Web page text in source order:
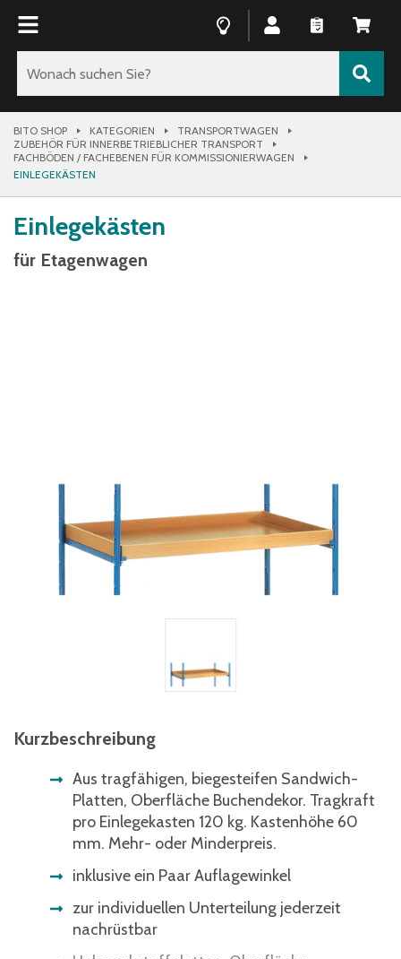
BITO SHOP KATEGORIEN
TRANSPORTWAGEN
ZUBEHÖR FÜR INNERBETRIEBLICHER TRANSPORT
FACHBÖDEN / FACHEBENEN FÜR KOMMISSIONIERWAGEN
EINLEGEKÄSTEN
Einlegekästen
für Etagenwagen
Kurzbeschreibung
Aus tragfähigen, biegesteifen Sandwich-
Platten, Oberfläche Buchendekor. Tragkraft
pro Einlegekasten 120 kg. Kastenhöhe 60
mm. Mehr- oder Minderpreis.
inklusive ein Paar Auflagewinkel
zur individuellen Unterteilung jederzeit
nachrüstbar